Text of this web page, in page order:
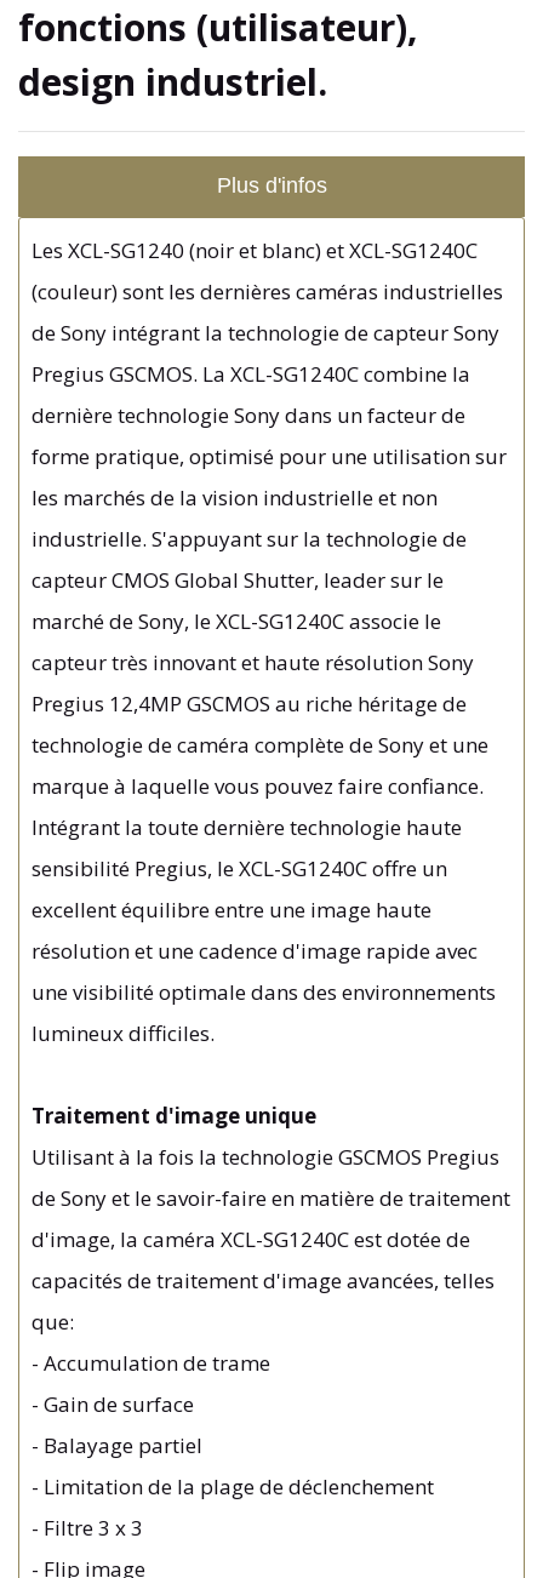
fonctions (utilisateur),
design industriel.
Plus d'infos
Les XCL-SG1240 (noir et blanc) et XCL-SG1240C
(couleur) sont les dernières caméras industrielles
de Sony intégrant la technologie de capteur Sony
Pregius GSCMOS. La XCL-SG1240C combine la
dernière technologie Sony dans un facteur de
forme pratique, optimisé pour une utilisation sur
les marchés de la vision industrielle et non
industrielle. S'appuyant sur la technologie de
capteur CMOS Global Shutter, leader sur le
marché de Sony, le XCL-SG1240C associe le
capteur très innovant et haute résolution Sony
Pregius 12,4MP GSCMOS au riche héritage de
technologie de caméra complète de Sony et une
marque à laquelle vous pouvez faire confiance.
Intégrant la toute dernière technologie haute
sensibilité Pregius, le XCL-SG1240C offre un
excellent équilibre entre une image haute
résolution et une cadence d'image rapide avec
une visibilité optimale dans des environnements
lumineux difficiles.
Traitement d'image unique
Utilisant à la fois la technologie GSCMOS Pregius
de Sony et le savoir-faire en matière de traitement
d'image, la caméra XCL-SG1240C est dotée de
capacités de traitement d'image avancées, telles
que:
- Accumulation de trame
- Gain de surface
- Balayage partiel
- Limitation de la plage de déclenchement
- Filtre 3 x 3
- Flip image